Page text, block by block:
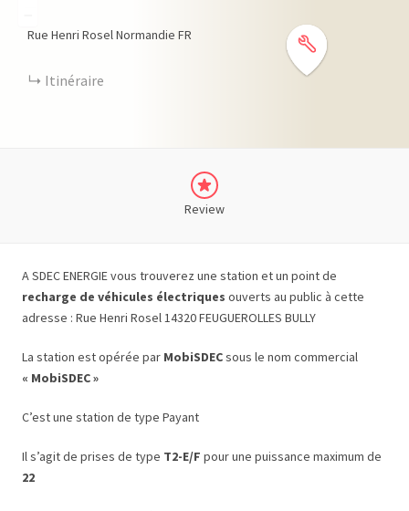
Rue Henri RoselNormandie FR
Itinéraire
Review
A SDEC ENERGIE vous trouverez une station et un point de
recharge de véhicules électriques ouverts au public à cette
adresse : Rue Henri Rosel 14320 FEUGUEROLLES BULLY
La station est opérée par MobiSDECsous le nom commercial
« MobiSDEC »
C’est une station de type Payant
Il s’agit de prises de type T2-E/F pour une puissance maximum de
22